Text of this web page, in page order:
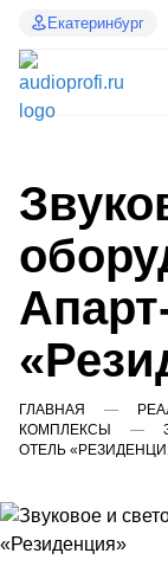
Екатеринбург
ГЛАВНАЯ
КОМПЛЕКСЫ
ОТЕЛЬ